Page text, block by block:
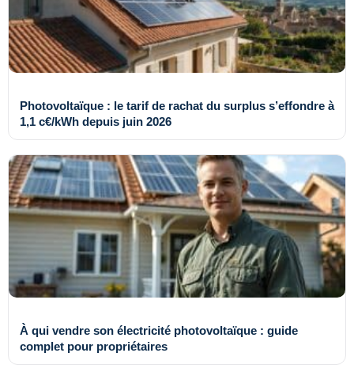
Photovoltaïque : le tarif de rachat du surplus s’effondre à
1,1 c€/kWh depuis juin 2026
À qui vendre son électricité photovoltaïque : guide
complet pour propriétaires